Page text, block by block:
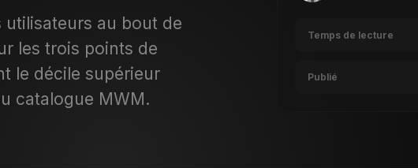
utilisateurs au bout de
les trois points de
le décile supérieur
catalogue MWM.
Temps de lecture
Publié